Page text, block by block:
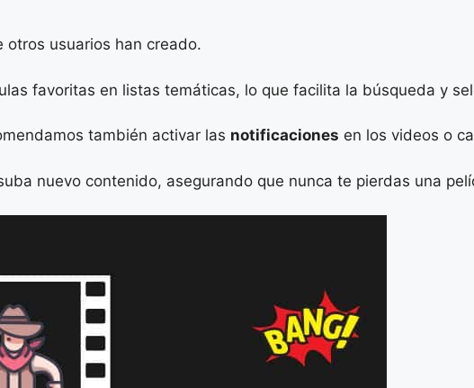
otros usuarios han creado.
favoritas en listas temáticas, lo que facilita la búsqueda y
también activar las notificaciones en los videos o
nuevo contenido, asegurando que nunca te pierdas una